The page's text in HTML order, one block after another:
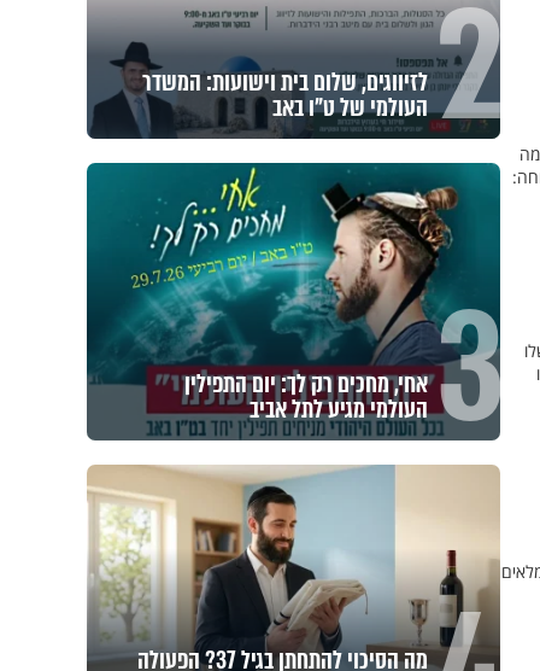
2 לזיווגים, שלום בית וישועות: המשדר
העולמי של ט"ו באב
3 אחי, מחכים רק לך: יום התפילין
העולמי מגיע לתל אביב
מה הסיכוי להתחתן בגיל 37? הפעולה